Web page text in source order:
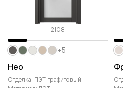
2108
Нео
Отделка: ПЭТ графитовый
+5